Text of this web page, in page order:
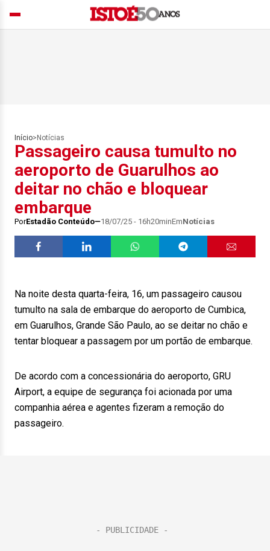
Início> Notícias
Passageiro causa tumulto no
aeroporto de Guarulhos ao
deitar no chão e bloquear
embarque
PorEstadão Conteúdo 18/07/25 - 16h20minEmNotícias
Na noite desta quarta-feira, 16, um passageiro causou
tumulto na sala de embarque do aeroporto de Cumbica,
em Guarulhos, Grande São Paulo, ao se deitar no chão e
tentar bloquear a passagem por um portão de embarque.
De acordo com a concessionária do aeroporto, GRU
Airport, a equipe de segurança foi acionada por uma
companhia aérea e agentes fizeram a remoção do
passageiro.